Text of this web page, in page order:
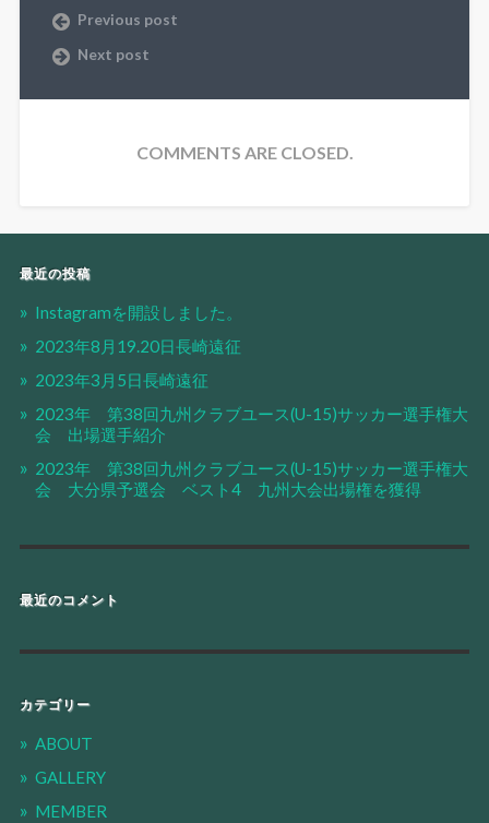
Previous post
Next post
COMMENTS ARE CLOSED.
最近の投稿
Instagramを開設しました。
2023年8月19.20日長崎遠征
2023年3月5日長崎遠征
2023年 第38回九州クラブユース(U-15)サッカー選手権大
会 出場選手紹介
2023年 第38回九州クラブユース(U-15)サッカー選手権大
会 大分県予選会 ベスト4 九州大会出場権を獲得
最近のコメント
カテゴリー
ABOUT
GALLERY
MEMBER